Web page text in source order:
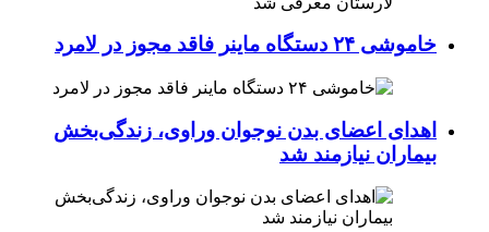
خاموشی ۲۴ دستگاه ماینر فاقد مجوز در لامرد
اهدای اعضای بدن نوجوان وراوی، زندگی‌بخش
بیماران نیازمند شد